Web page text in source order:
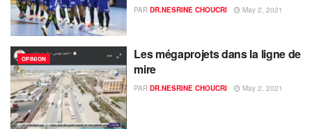
PAR DR.NESRINE CHOUCRI May 2, 2021
OPINION
Les mégaprojets dans la ligne de
mire
PAR DR.NESRINE CHOUCRI May 2, 2021